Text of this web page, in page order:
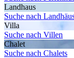
Landhaus
Suche nach
Villa
Suche nach Villen
Chalet
Suche nach Chalets